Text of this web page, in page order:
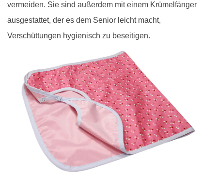
vermeiden. Sie sind außerdem mit einem Krümelfänger
ausgestattet, der es dem Senior leicht macht,
Verschüttungen hygienisch zu beseitigen.